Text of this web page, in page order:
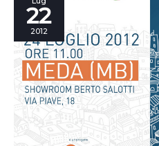
22
2012
luglio,
Meda:
l’Italia
da
Raccontare.
Tutti
invitati!